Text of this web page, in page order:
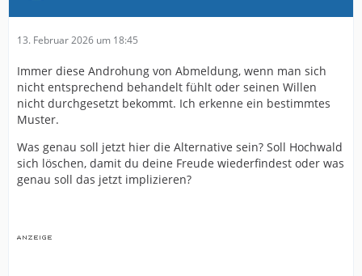
13. Februar 2026 um 18:45
Immer diese Androhung von Abmeldung, wenn man sich
nicht entsprechend behandelt fühlt oder seinen Willen
nicht durchgesetzt bekommt. Ich erkenne ein bestimmtes
Muster.
Was genau soll jetzt hier die Alternative sein? Soll Hochwald
sich löschen, damit du deine Freude wiederfindest oder was
genau soll das jetzt implizieren?